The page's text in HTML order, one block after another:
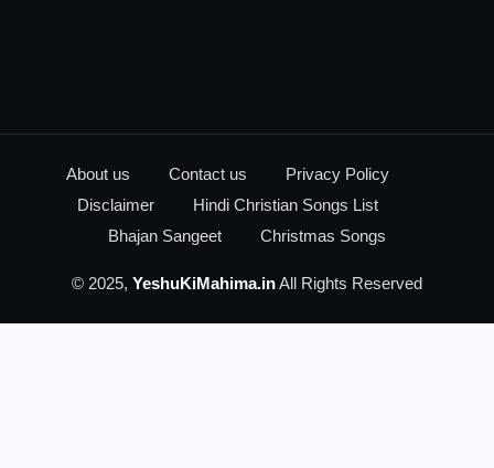
About us Contact us
Privacy Policy
Disclaimer
Hindi Christian Songs List
Bhajan Sangeet
Christmas Songs
© 2025, YeshuKiMahima.inAll Rights Reserved